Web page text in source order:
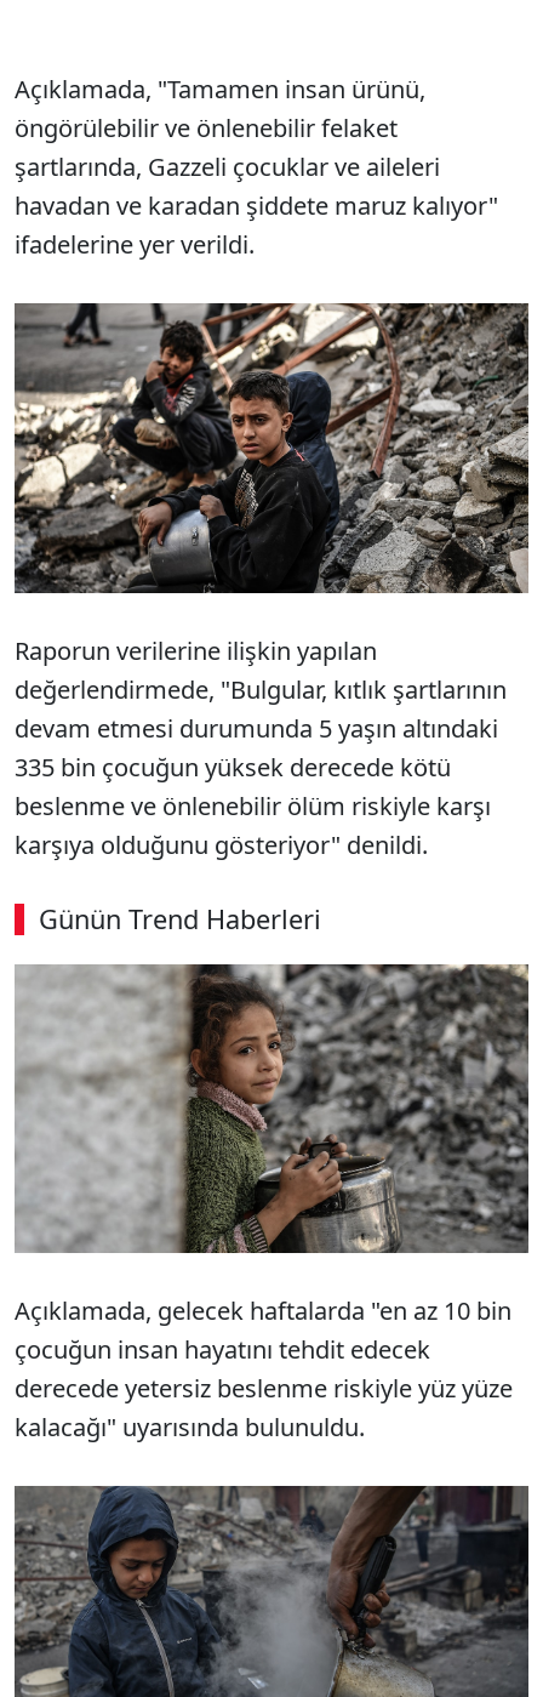
Açıklamada, "Tamamen insan ürünü,
öngörülebilir ve önlenebilir felaket
şartlarında, Gazzeli çocuklar ve aileleri
havadan ve karadan şiddete maruz kalıyor"
ifadelerine yer verildi.
Raporun verilerine ilişkin yapılan
değerlendirmede, "Bulgular, kıtlık şartlarının
devam etmesi durumunda 5 yaşın altındaki
335 bin çocuğun yüksek derecede kötü
beslenme ve önlenebilir ölüm riskiyle karşı
karşıya olduğunu gösteriyor" denildi.
Günün Trend Haberleri
Açıklamada, gelecek haftalarda "en az 10 bin
çocuğun insan hayatını tehdit edecek
derecede yetersiz beslenme riskiyle yüz yüze
kalacağı" uyarısında bulunuldu.